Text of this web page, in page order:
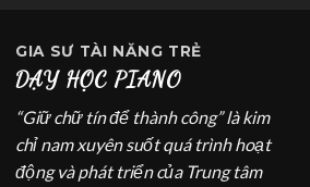
GIA SƯ TÀI NĂNG TRẺ
DẠY HỌC PIANO
“Giữ chữ tín để thành công” là kim
chỉ nam xuyên suốt quá trình hoạt
động và phát triển của Trung tâm